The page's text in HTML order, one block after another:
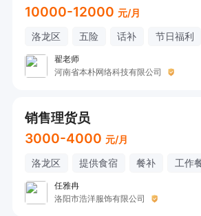
10000-12000 元/月
洛龙区 五险 话补 节日福利
翟老师
河南省本朴网络科技有限公司
销售理货员
3000-4000 元/月
洛龙区 提供食宿 餐补 工作
任雅冉
洛阳市浩洋服饰有限公司